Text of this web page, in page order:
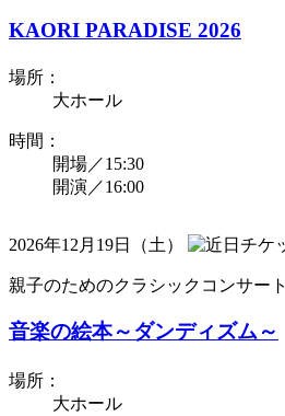
KAORI PARADISE 2026
場所：
大ホール
時間：
開場／15:30
開演／16:00
2026年12月19日（土）
親子のためのクラシックコンサート
音楽の絵本～ダンディズム～
場所：
大ホール